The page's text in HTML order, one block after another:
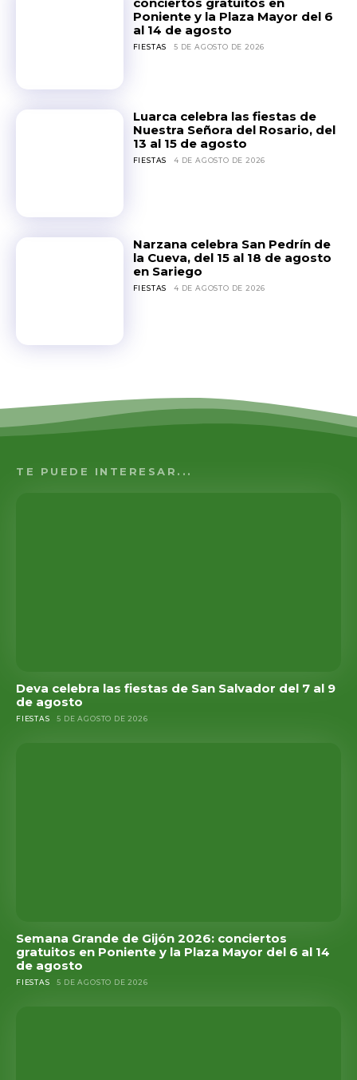
Poniente y la Plaza Mayor del 6
al 14 de agosto
FIESTAS 5 DE AGOSTO DE 2026
Luarca celebra las fiestas de
Nuestra Señora del Rosario, del
13 al 15 de agosto
FIESTAS 4 DE AGOSTO DE 2026
Narzana celebra San Pedrín de
la Cueva, del 15 al 18 de agosto
en Sariego
FIESTAS 4 DE AGOSTO DE 2026
TE PUEDE INTERESAR...
Deva celebra las fiestas de San Salvador del 7 al 9
de agosto
FIESTAS 5 DE AGOSTO DE 2026
Semana Grande de Gijón 2026: conciertos
gratuitos en Poniente y la Plaza Mayor del 6 al 14
de agosto
FIESTAS 5 DE AGOSTO DE 2026